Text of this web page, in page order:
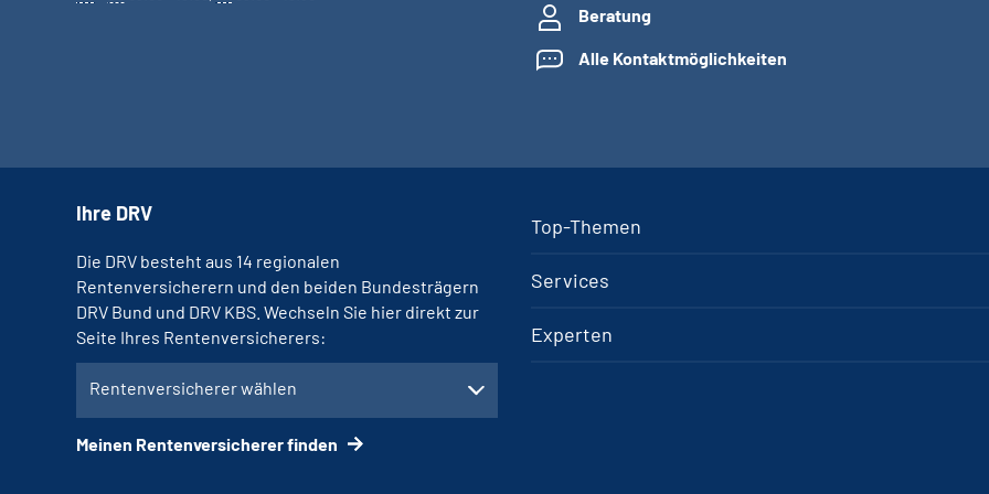
Beratung
Alle Kontaktmöglichkeiten
Top-Themen
Services
Experten
Ihre DRV
Die DRV besteht aus 14 regionalen
Rentenversicherern und den beiden Bundesträgern
DRV Bund und DRV KBS. Wechseln Sie hier direkt zur
Seite Ihres Rentenversicherers:
Rentenversicherer wählen
Meinen Rentenversicherer finden